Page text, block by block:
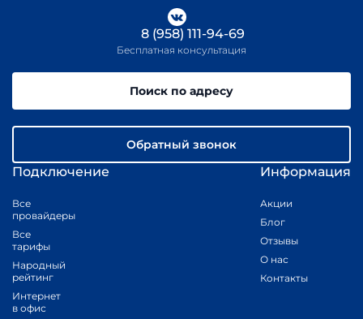
Подключение
Все
провайдеры
Все
тарифы
Народный
рейтинг
Интернет
в офис
Информация
Акции
Блог
Отзывы
О нас
Контакты
8 (958) 111-94-69
Бесплатная консультация
Поиск по адресу
Обратный звонок